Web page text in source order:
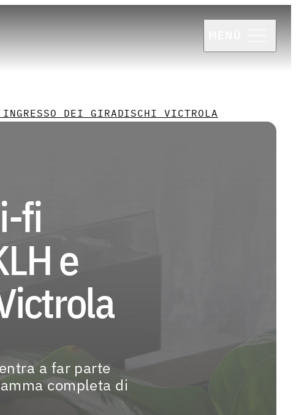
DEI GIRADISCHI VICTROLA
fi
e
a far parte
completa di